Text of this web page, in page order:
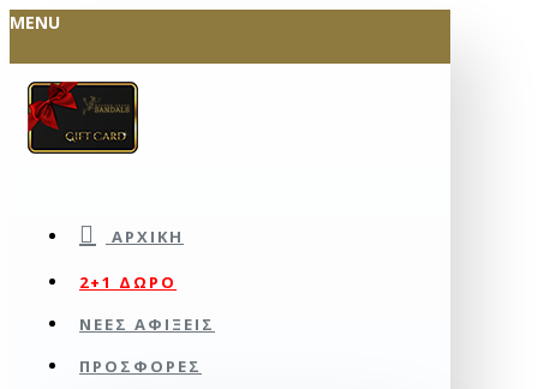
MENU
ΑΡΧΙΚΉ
2+1 ΔΩΡΟ
ΝΕΕΣ ΑΦΙΞΕΙΣ
ΠΡΟΣΦΟΡΕΣ